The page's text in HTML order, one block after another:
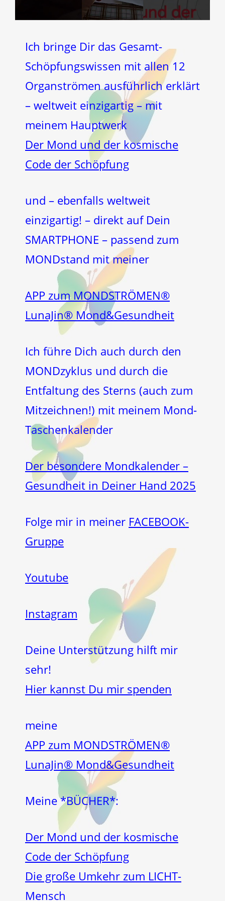
Ich bringe Dir das Gesamt-
Schöpfungswissen mit allen 12
Organströmen ausführlich erklärt
– weltweit einzigartig – mit
meinem Hauptwerk
Der Mond und der kosmische
Code der Schöpfung
und – ebenfalls weltweit
einzigartig! – direkt auf Dein
SMARTPHONE – passend zum
MONDstand mit meiner
APP zum MONDSTRÖMEN®
LunaJin® Mond&Gesundheit
Ich führe Dich auch durch den
MONDzyklus und durch die
Entfaltung des Sterns (auch zum
Mitzeichnen!) mit meinem Mond-
Taschenkalender
Der besondere Mondkalender –
Gesundheit in Deiner Hand 2025
Folge mir in meiner FACEBOOK-
Gruppe
Youtube
Instagram
Deine Unterstützung hilft mir
sehr!
Hier kannst Du mir spenden
meine
APP zum MONDSTRÖMEN®
LunaJin® Mond&Gesundheit
Meine *BÜCHER*:
Der Mond und der kosmische
Code der Schöpfung
Die große Umkehr zum LICHT-
Mensch